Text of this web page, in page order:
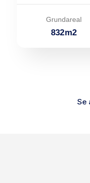
Grundareal
832m2
Se